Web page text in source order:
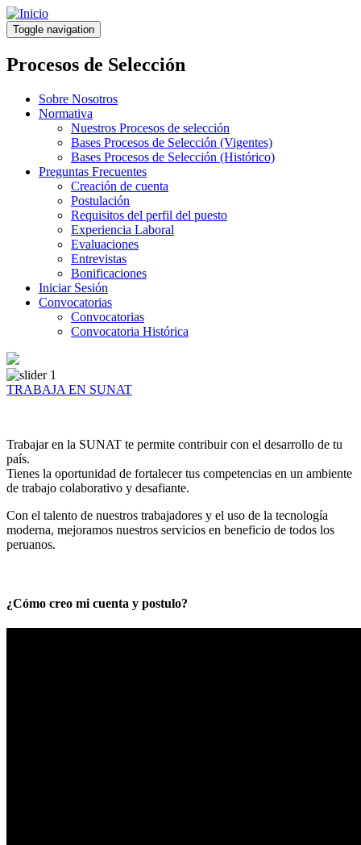
Pasar
al
contenido
principal
Toggle navigation
Procesos de Selección
Sobre Nosotros
Normativa
Nuestros Procesos de selección
Bases Procesos de Selección (Vigentes)
Bases Procesos de Selección (Histórico)
Preguntas Frecuentes
Creación de cuenta
Postulación
Requisitos del perfil del puesto
Experiencia Laboral
Evaluaciones
Entrevistas
Bonificaciones
Iniciar Sesión
Convocatorias
Convocatorias
Convocatoria Histórica
TRABAJA EN SUNAT
Trabajar en la SUNAT te permite contribuir con el desarrollo de tu
país.
Tienes la oportunidad de fortalecer tus competencias en un ambiente
de trabajo colaborativo y desafiante.
Con el talento de nuestros trabajadores y el uso de la tecnología
moderna, mejoramos nuestros servicios en beneficio de todos los
peruanos.
¿Cómo creo mi cuenta y postulo?